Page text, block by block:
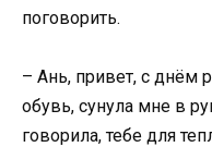
поговорить.
– Ань, привет, с днём
обувь, сунула мне в
говорила, тебе для